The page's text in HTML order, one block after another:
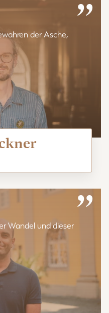
”
der Asche,
”
Wandel und dieser